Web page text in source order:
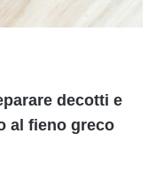
decotti e
al fieno greco